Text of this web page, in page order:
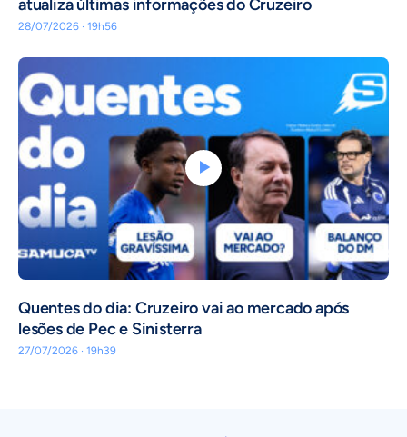
atualiza últimas informações do Cruzeiro
28/07/2026 · 19h56
Quentes do dia: Cruzeiro vai ao mercado após
lesões de Pec e Sinisterra
27/07/2026 · 19h39